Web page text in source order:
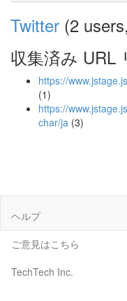
Twitter (2
収集済み URL
https://
(1)
https://
char/ja (3)
ヘルプ
ご意見はこちら
TechTech Inc.